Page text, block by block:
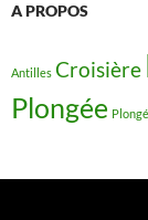
A PROPOS
Antilles Croisière
Plongée